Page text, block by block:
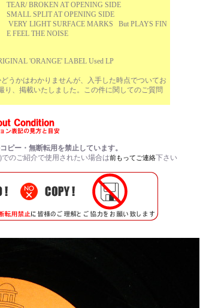
TEAR/ BROKEN AT OPENING SIDE
SMALL SPLIT AT OPENING SIDE
VERY LIGHT SURFACE MARKS But PLAYS FIN
E FEEL THE NOISE
'ORANGE' LABEL Used LP
うかはわかりませんが、入手した時点でついてお
り、掲載いたしました。この件に関してのご質問
ピー・無断転用を禁止しています。
のご紹介で使用されたい場合は前もってご連絡下さい